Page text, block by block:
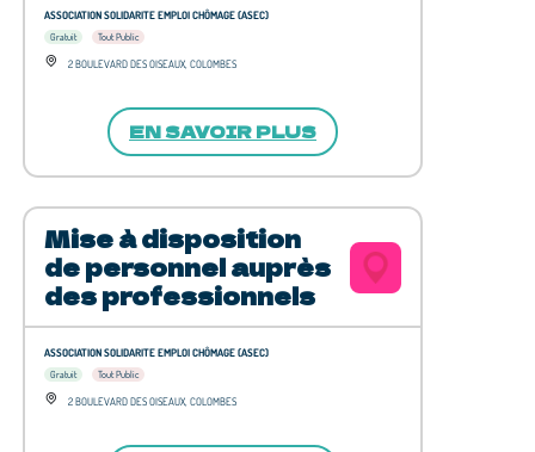
ASSOCIATION SOLIDARITE EMPLOI CHÔMAGE (ASEC)
Gratuit
Tout Public
2 BOULEVARD DES OISEAUX, COLOMBES
EN SAVOIR PLUS
Mise à disposition
de personnel auprès
des professionnels
ASSOCIATION SOLIDARITE EMPLOI CHÔMAGE (ASEC)
Gratuit
Tout Public
2 BOULEVARD DES OISEAUX, COLOMBES